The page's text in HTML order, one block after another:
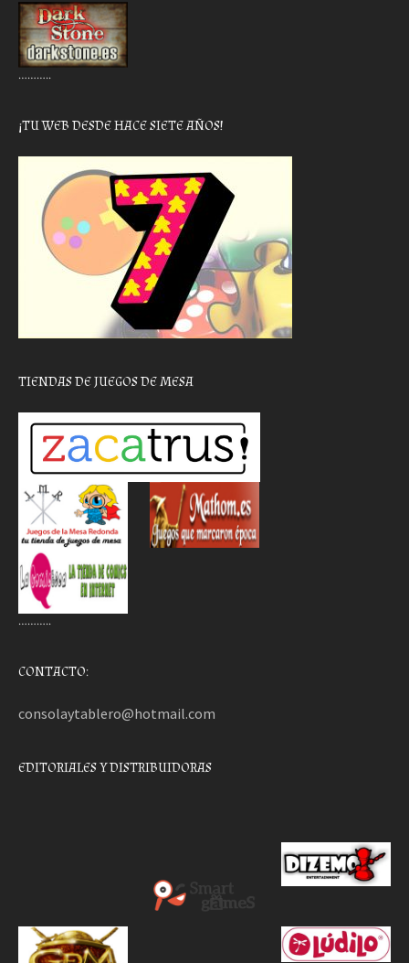
………..
¡TU WEB DESDE HACE SIETE AÑOS!
TIENDAS DE JUEGOS DE MESA
………..
CONTACTO:
consolaytablero@hotmail.com
EDITORIALES Y DISTRIBUIDORAS